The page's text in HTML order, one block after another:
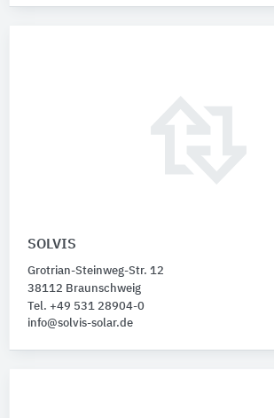
SOLVIS
Grotrian-Steinweg-Str. 12
38112 Braunschweig
Tel. +49 531 28904-0
info@solvis-solar.de